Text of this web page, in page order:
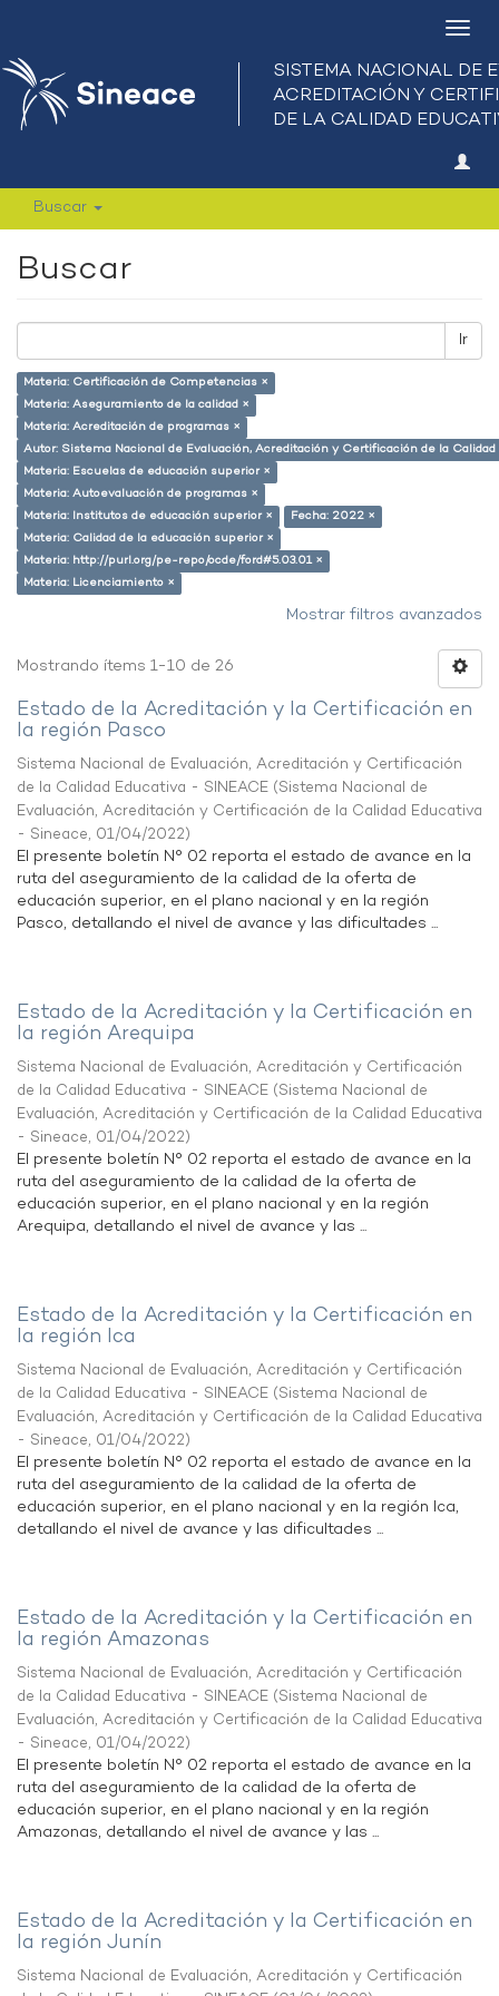
Buscar
Buscar
Ir
Materia: Certificación de Competencias ×
Materia: Aseguramiento de la calidad ×
Materia: Acreditación de programas ×
Autor: Sistema Nacional de Evaluación, Acreditación y Certificación de la
Materia: Escuelas de educación superior ×
Materia: Autoevaluación de programas ×
Materia: Institutos de educación superior ×
Fecha: 2022 ×
Materia: Calidad de la educación superior ×
Materia: http://purl.org/pe-repo/ocde/ford#5.03.01 ×
Materia: Licenciamiento ×
Mostrar filtros avanzados
Mostrando ítems 1-10 de 26
Estado de la Acreditación y la Certificación en
la región Pasco
Sistema Nacional de Evaluación, Acreditación y Certificación
de la Calidad Educativa - SINEACE (Sistema Nacional de
Evaluación, Acreditación y Certificación de la Calidad Educativa
- Sineace, 01/04/2022)
El presente boletín N° 02 reporta el estado de avance en la
ruta del aseguramiento de la calidad de la oferta de
educación superior, en el plano nacional y en la región
Pasco, detallando el nivel de avance y las dificultades ...
Estado de la Acreditación y la Certificación en
la región Arequipa
Sistema Nacional de Evaluación, Acreditación y Certificación
de la Calidad Educativa - SINEACE (Sistema Nacional de
Evaluación, Acreditación y Certificación de la Calidad Educativa
- Sineace, 01/04/2022)
El presente boletín N° 02 reporta el estado de avance en la
ruta del aseguramiento de la calidad de la oferta de
educación superior, en el plano nacional y en la región
Arequipa, detallando el nivel de avance y las ...
Estado de la Acreditación y la Certificación en
la región Ica
Sistema Nacional de Evaluación, Acreditación y Certificación
de la Calidad Educativa - SINEACE (Sistema Nacional de
Evaluación, Acreditación y Certificación de la Calidad Educativa
- Sineace, 01/04/2022)
El presente boletín N° 02 reporta el estado de avance en la
ruta del aseguramiento de la calidad de la oferta de
educación superior, en el plano nacional y en la región Ica,
detallando el nivel de avance y las dificultades ...
Estado de la Acreditación y la Certificación en
la región Amazonas
Sistema Nacional de Evaluación, Acreditación y Certificación
de la Calidad Educativa - SINEACE (Sistema Nacional de
Evaluación, Acreditación y Certificación de la Calidad Educativa
- Sineace, 01/04/2022)
El presente boletín N° 02 reporta el estado de avance en la
ruta del aseguramiento de la calidad de la oferta de
educación superior, en el plano nacional y en la región
Amazonas, detallando el nivel de avance y las ...
Estado de la Acreditación y la Certificación en
la región Junín
Sistema Nacional de Evaluación, Acreditación y Certificación